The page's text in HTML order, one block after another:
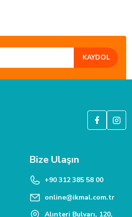
KAYDOL
Bize Ulaşın
+90 312 385 58 00
online@ikmal.com.tr
Alınteri Bulvarı, 120,